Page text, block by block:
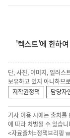
'텍스트'에 한하
단, 사진, 이미지, 일러스
보유하고 있지 아니하므
저작권정책
담당자
기사 이용 시에는 출처를
에 따라 처벌될 수 있습니
<자료출처=정책브리핑